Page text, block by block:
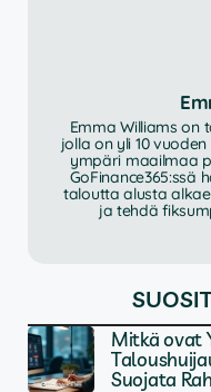
Emma Williams on
jolla on yli 10
ympäri maailmaa
GoFinance365:ssä
taloutta alusta
ja tehdä
Mitkä ovat
Suojata